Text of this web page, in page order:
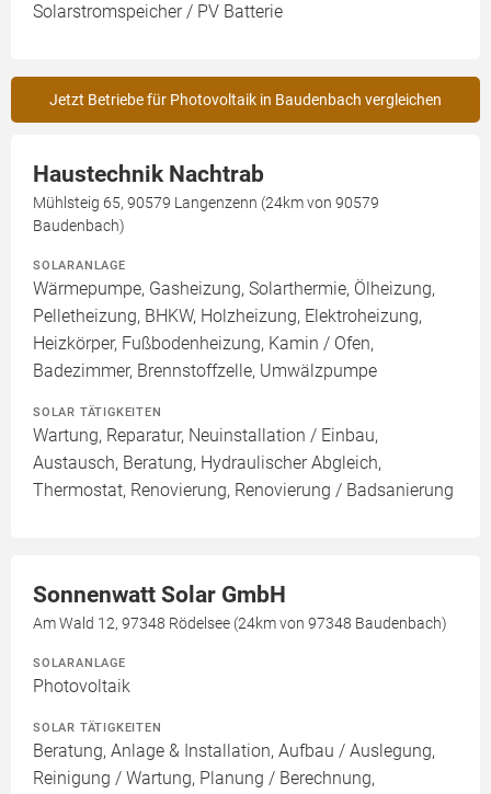
Solarstromspeicher / PV Batterie
Jetzt Betriebe für Photovoltaik in Baudenbach vergleichen
Haustechnik Nachtrab
Mühlsteig 65, 90579 Langenzenn (24km von 90579
Baudenbach)
SOLARANLAGE
Wärmepumpe, Gasheizung, Solarthermie, Ölheizung,
Pelletheizung, BHKW, Holzheizung, Elektroheizung,
Heizkörper, Fußbodenheizung, Kamin / Ofen,
Badezimmer, Brennstoffzelle, Umwälzpumpe
SOLAR TÄTIGKEITEN
Wartung, Reparatur, Neuinstallation / Einbau,
Austausch, Beratung, Hydraulischer Abgleich,
Thermostat, Renovierung, Renovierung / Badsanierung
Sonnenwatt Solar GmbH
Am Wald 12, 97348 Rödelsee (24km von 97348 Baudenbach)
SOLARANLAGE
Photovoltaik
SOLAR TÄTIGKEITEN
Beratung, Anlage & Installation, Aufbau / Auslegung,
Reinigung / Wartung, Planung / Berechnung,